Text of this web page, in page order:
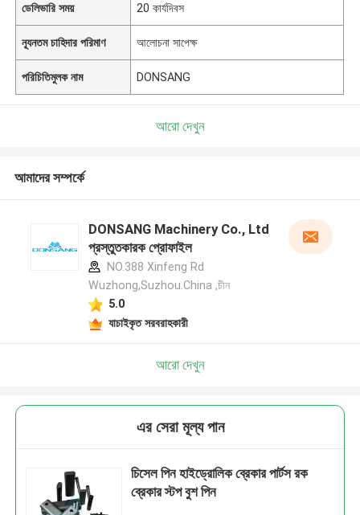
ডেলিভারি সময় 20 কার্যদিবস
ন্যূনতম চাহিদার পরিমাণ আলোচনা সাপেক্ষ
পরিচিতিমুলক নাম DONSANG
আরো দেখুন
আমাদের সম্পর্কে
DONSANG Machinery Co., Ltd
প্রস্তুতকারক প্রোফাইল
NO.388 Xinfeng Rd
Wuzhong,Suzhou.China ,চীন
5.0
যাচাইকৃত সরবরাহকারী
আরো দেখুন
এর সেরা মূল্য পান
চিসেল পিন হাইড্রোলিক ব্রেকার পার্টস রক
ব্রেকার স্টপ বুশ পিন